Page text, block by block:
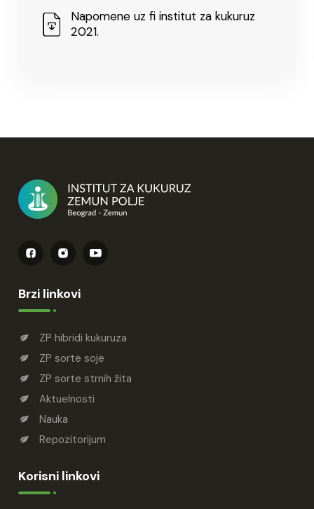
Napomene uz fi institut za kukuruz
2021.
Brzi linkovi
ZP hibridi kukuruza
ZP sorte soje
ZP sorte strnih žita
Aktuelnosti
Nauka
Repozitorijum
Korisni linkovi